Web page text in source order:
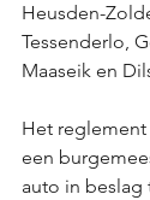
Heusden-
Tessenderlo,
Maaseik en
Het
een
auto in beslag